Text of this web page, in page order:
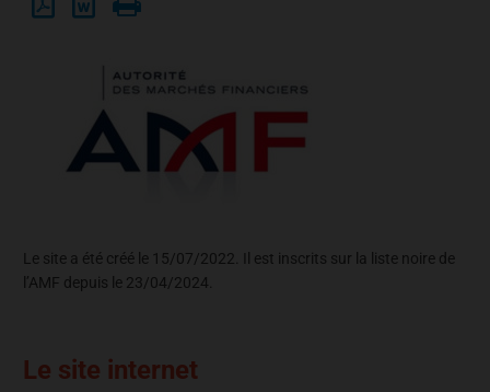
Le site a été créé le 15/07/2022. Il est inscrits sur la liste noire de
l’AMF depuis le 23/04/2024.
Le site internet